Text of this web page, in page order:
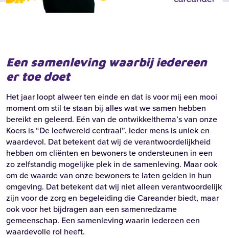
Een samenleving waarbij iedereen
er toe doet
Het jaar loopt alweer ten einde en dat is voor mij een mooi
moment om stil te staan bij alles wat we samen hebben
bereikt en geleerd. Eén van de ontwikkelthema’s van onze
Koers is “De leefwereld centraal”. Ieder mens is uniek en
waardevol. Dat betekent dat wij de verantwoordelijkheid
hebben om cliënten en bewoners te ondersteunen in een
zo zelfstandig mogelijke plek in de samenleving. Maar ook
om de waarde van onze bewoners te laten gelden in hun
omgeving. Dat betekent dat wij niet alleen verantwoordelijk
zijn voor de zorg en begeleiding die Careander biedt, maar
ook voor het bijdragen aan een samenredzame
gemeenschap. Een samenleving waarin iedereen een
waardevolle rol heeft.